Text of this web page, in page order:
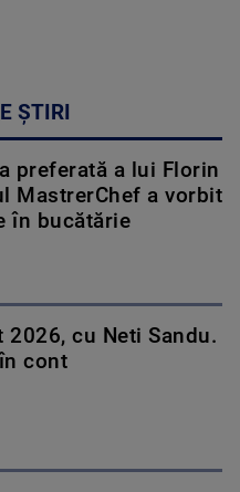
ȘTIRI
preferată a lui Florin
MastrerChef a vorbit
în bucătărie
cu Neti Sandu.
cont